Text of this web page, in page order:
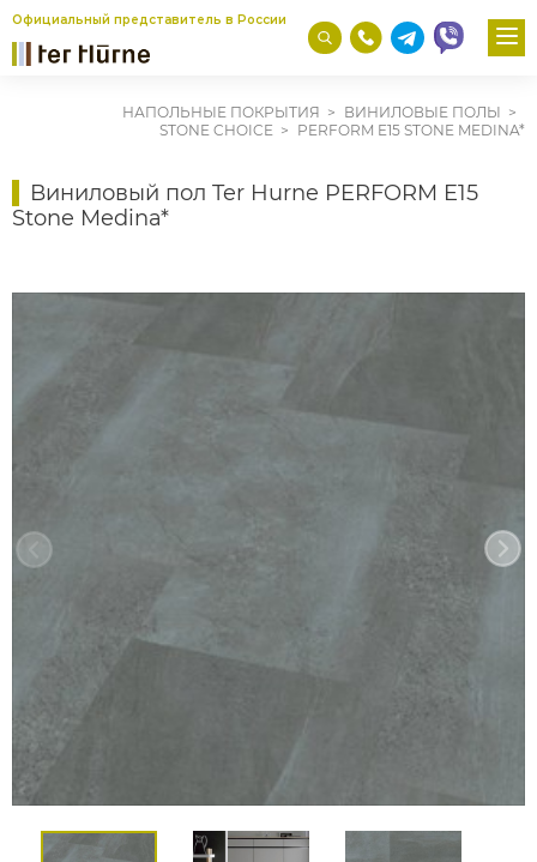
Официальный представитель в России
НАПОЛЬНЫЕ ПОКРЫТИЯ
ВИНИЛОВЫЕ ПОЛЫ
STONE CHOICE
PERFORM E15 STONE MEDINA*
Виниловый пол Ter Hurne PERFORM E15
Stone Medina*